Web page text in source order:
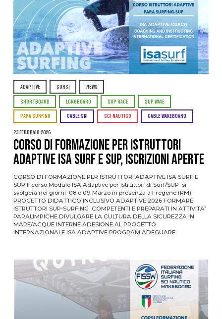
ADAPTIVE CORSI NEWS
SHORTBOARD LONGBOARD SUP RACE SUP WAVE
PARA SURFING CABLE SKI SCI NAUTICO CABLE WAKEBOARD
23 Febbraio 2026
CORSO DI FORMAZIONE PER ISTRUTTORI
ADAPTIVE ISA SURF E SUP, ISCRIZIONI APERTE
CORSO DI FORMAZIONE PER ISTRUTTORI ADAPTIVE ISA SURF E
SUP Il corso Modulo ISA Adaptive per Istruttori di Surf/SUP si
svolgerà nei giorni 08 e 09 Marzo in presenza a Fregene (RM)
PROGETTO DIDATTICO INCLUSIVO ADAPTIVE 2026 FORMARE
ISTRUTTORI SUP-SURFING COMPETENTI E PREPARATI IN ATTIVITA’
PARALIMPICHE DIVULGARE LA CULTURA DELLA SICUREZZA IN
MARE/ACQUE INTERNE ADESIONE AL PROGETTO
INTERNAZIONALE ISA ADAPTIVE PROGRAM ADEGUARE